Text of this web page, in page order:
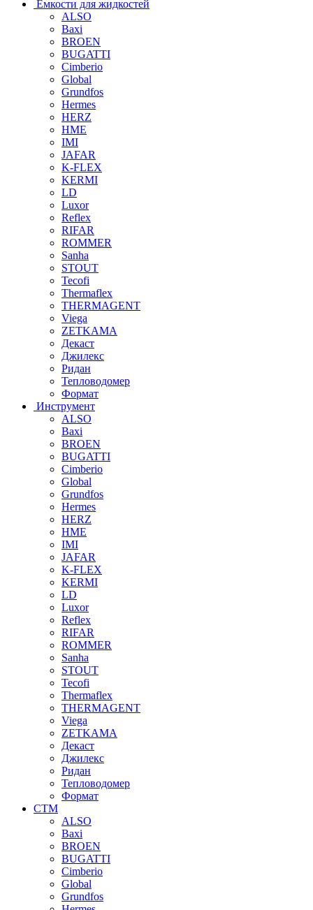
Емкости для жидкостей
ALSO
Baxi
BROEN
BUGATTI
Cimberio
Global
Grundfos
Hermes
HERZ
HME
IMI
JAFAR
K-FLEX
KERMI
LD
Luxor
Reflex
RIFAR
ROMMER
Sanha
STOUT
Tecofi
Thermaflex
THERMAGENT
Viega
ZETKAMA
Декаст
Джилекс
Ридан
Тепловодомер
Формат
Инструмент
ALSO
Baxi
BROEN
BUGATTI
Cimberio
Global
Grundfos
Hermes
HERZ
HME
IMI
JAFAR
K-FLEX
KERMI
LD
Luxor
Reflex
RIFAR
ROMMER
Sanha
STOUT
Tecofi
Thermaflex
THERMAGENT
Viega
ZETKAMA
Декаст
Джилекс
Ридан
Тепловодомер
Формат
СТМ
ALSO
Baxi
BROEN
BUGATTI
Cimberio
Global
Grundfos